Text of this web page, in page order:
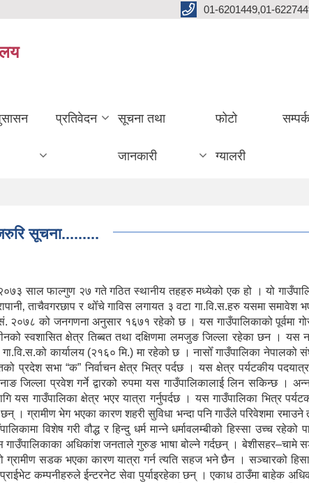
01-6201449,01-
प्रतिवेदन सूचना तथा
जानकारी
फोटो
ग्यालरी
सूचना.........
साल फाल्गुण २७ गते गठित स्थानीय तहहरु मध्येको एक हो । यो
ताचैवगरछाप र थोँचे गाविस लगायत ३ वटा गा.वि.स.हरु यसमा समावेश
२०७८ को जनगणना अनुसार १६७१ रहेको छ । यस गाउँपालिकाको पूर्वमा
स्वशासित क्षेत्र तिब्बत तथा दक्षिणमा लमजुङ जिल्ला रहेका छन । यस
कार्यालय (२१६० मि.) मा रहेको छ । नासोँ गाउँपालिका नेपालको
प्रदेश सभा “क” निर्वाचन क्षेत्र भित्र पर्दछ । यस क्षेत्र पर्यटकीय
जिल्ला प्रवेश गर्ने द्वारको रुपमा यस गाउँपालिकालाई लिन सकिन्छ ।
यस गाउँपालिका क्षेत्र भएर यात्रा गर्नुपर्दछ । यस गाउँपालिका भित्र
। ग्रामीण भेग भएका कारण शहरी सुविधा भन्दा पनि गाउँले परिवेशमा रमाउने
विशेष गरी वौद्ध र हिन्दु धर्म मान्ने धर्मावलम्बीको हिस्सा उच्च रहेको
अधिकांश जनताले गुरुङ भाषा बोल्ने गर्दछन् । बेशीसहर–चामे
ग्रामीण सडक भएका कारण यात्रा गर्न त्यति सहज भने छैन । सञ्चारको
कम्पनीहरुले ईन्टरनेट सेवा पुर्याइरहेका छन् । एकाध ठाउँमा बाहेक